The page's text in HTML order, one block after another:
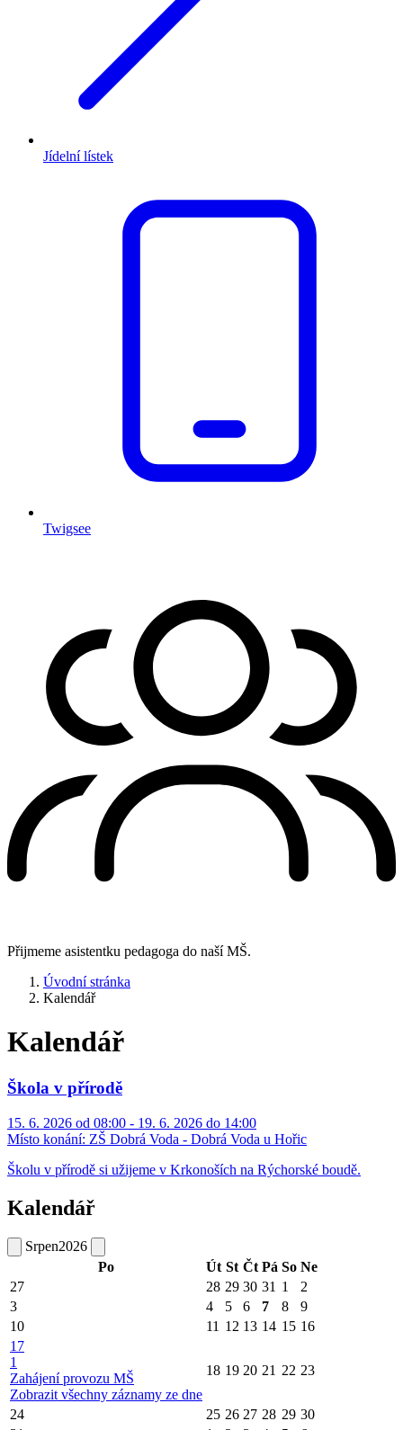
Jídelní lístek
Twigsee
Přijmeme asistentku pedagoga do naší MŠ.
Úvodní stránka
Kalendář
Kalendář
Škola v přírodě
15. 6. 2026 od 08:00 - 19. 6. 2026 do 14:00
Místo konání: ZŠ Dobrá Voda - Dobrá Voda u Hořic
Školu v přírodě si užijeme v Krkonoších na Rýchorské boudě.
Kalendář
Srpen2026
Po
Út St Čt Pá So Ne
27
28 29 30 31 1
2
3
4 5 6 7 8
9
10
11 12 13 14 15 16
17
1
Zahájení provozu MŠ
Zobrazit všechny záznamy ze dne
18 19 20 21 22 23
24 25 26 27 28 29 30